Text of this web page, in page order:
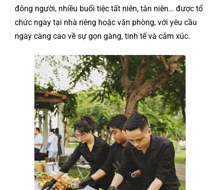
đông người, nhiều buổi tiệc tất niên, tân niên… được tổ
chức ngay tại nhà riêng hoặc văn phòng, với yêu cầu
ngày càng cao về sự gọn gàng, tinh tế và cảm xúc.